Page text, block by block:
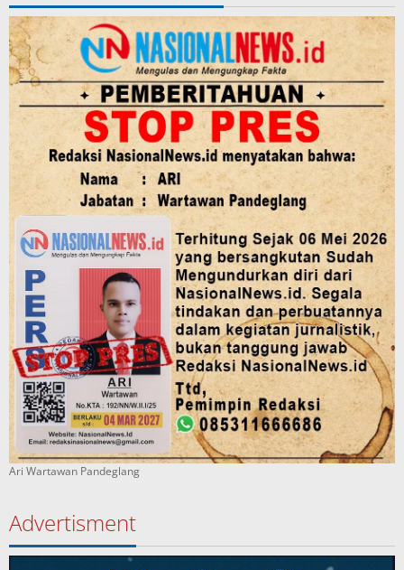
Ari Wartawan Pandeglang
Advertisment